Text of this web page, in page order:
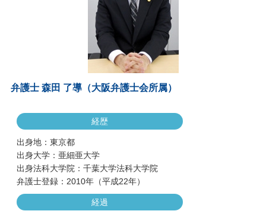
弁護士 森田 了導（大阪弁護士会所属）
経歴
出身地：東京都
出身大学：亜細亜大学
出身法科大学院：千葉大学法科大学院
弁護士登録：2010年（平成22年）
経過